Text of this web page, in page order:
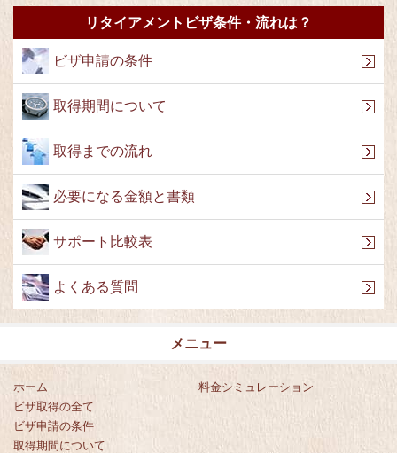
リタイアメントビザ条件・流れは？
ビザ申請の条件
取得期間について
取得までの流れ
必要になる金額と書類
サポート比較表
よくある質問
メニュー
ホーム
ビザ取得の全て
ビザ申請の条件
取得期間について
料金シミュレーション